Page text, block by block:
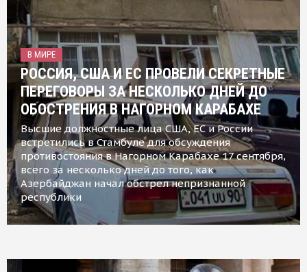
В МИРЕ
РОССИЯ, США И ЕС ПРОВЕЛИ СЕКРЕТНЫЕ
ПЕРЕГОВОРЫ ЗА НЕСКОЛЬКО ДНЕЙ ДО
ОБОСТРЕНИЯ В НАГОРНОМ КАРАБАХЕ
Высшие должностные лица США, ЕС и России
встретились в Стамбуле для обсуждения
противостояния в Нагорном Карабахе 17 сентября,
всего за несколько дней до того, как
Азербайджан начал обстрел непризнанной
республики